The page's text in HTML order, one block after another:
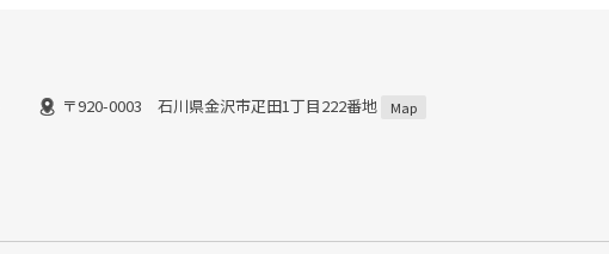
〒920-0003 石川県金沢市疋田1丁目222番地 Map